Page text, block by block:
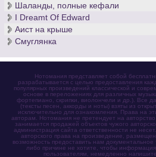
Шаланды, полные кефали
I Dreamt Of Edward
Аист на крыше
Смуглянка
Нотомания представляет собой
разрабатывается с целью предоставления
популярных произведений классической и
основе в переложениях для различных
фортепиано, скрипки, виолончели и др.). Все
(тексты песен, аккорды и ноты) взяты из
исключительно для ознакомления. Права на
авторам. Нотомания не претендует на
занимается продажей объектов чужого
администрация сайта ответственности не
авторского права на произведение,
возможность предоставить нам
либо причине не хотите, чтобы
пользователям, немедленно